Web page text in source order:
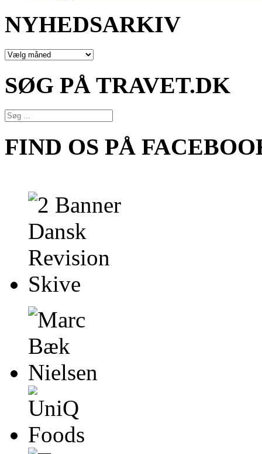
NYHEDSARKIV
NYHEDSARKIV
SØG PÅ TRAVET.DK
FIND OS PÅ